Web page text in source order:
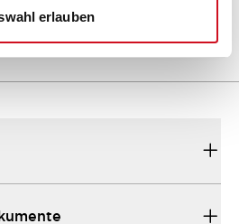
erlauben